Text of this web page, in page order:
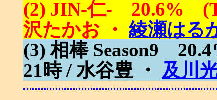
(2) JIN-仁- 20.6%
沢たかお ・ 綾瀬はる
(3) 相棒 Season9
21時 / 水谷豊 ・ 及川